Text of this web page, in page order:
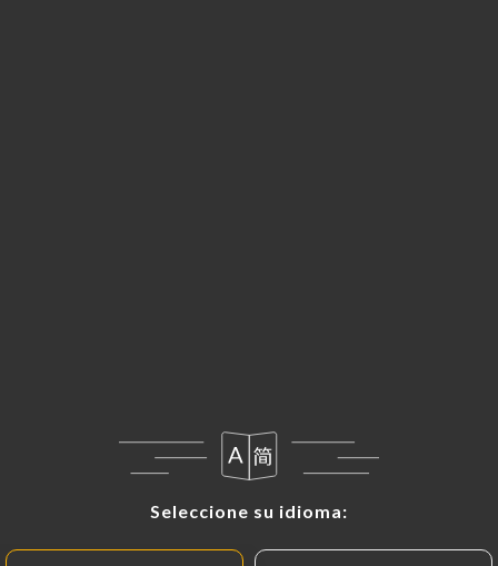
Seleccione su idioma:
Seleccione su idioma: